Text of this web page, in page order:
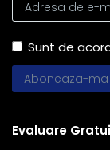
Sunt de
Evaluare